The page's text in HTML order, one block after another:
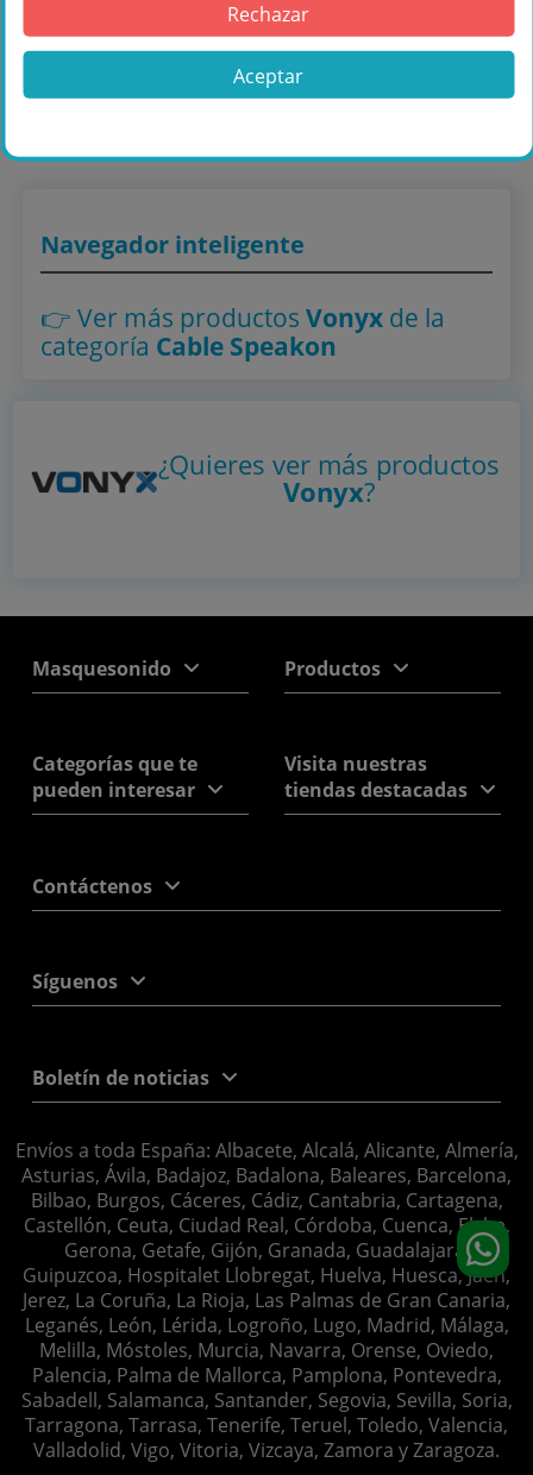
Comprar Vonyx CX302-15 Cable altavoz
NL2-NL2 (15m) 177709 en Másquesonido
con envío rápido
Navegador inteligente
👉 Ver más productos Vonyxde la
categoría Cable Speakon
¿Quieres ver más productos
Vonyx?
Masquesonido Productos
Categorías que te
pueden interesar
Visita nuestras
tiendas destacadas
Contáctenos
Síguenos
Boletín de noticias
Envíos a toda España: Albacete, Alcalá, Alicante, Almería,
Asturias, Ávila, Badajoz, Badalona, Baleares, Barcelona,
Bilbao, Burgos, Cáceres, Cádiz, Cantabria, Cartagena,
Castellón, Ceuta, Ciudad Real, Córdoba, Cuenca, Elche,
Gerona, Getafe, Gijón, Granada, Guadalajara,
Guipuzcoa, Hospitalet Llobregat, Huelva, Huesca, Jaén,
Jerez, La Coruña, La Rioja, Las Palmas de Gran Canaria,
Leganés, León, Lérida, Logroño, Lugo, Madrid, Málaga,
Melilla, Móstoles, Murcia, Navarra, Orense, Oviedo,
Palencia, Palma de Mallorca, Pamplona, Pontevedra,
Sabadell, Salamanca, Santander, Segovia, Sevilla, Soria,
Tarragona, Tarrasa, Tenerife, Teruel, Toledo, Valencia,
Valladolid, Vigo, Vitoria, Vizcaya, Zamora y Zaragoza.
Rechazar
Aceptar